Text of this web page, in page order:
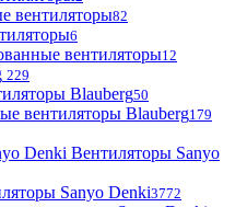
вентиляторы82
6
вентиляторы12
229
Blauberg50
вентиляторы Blauberg179
Вентиляторы Sanyo
Sanyo Denki3772